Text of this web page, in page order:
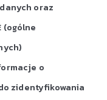
oraz
(ogólne
o
zidentyfikowania